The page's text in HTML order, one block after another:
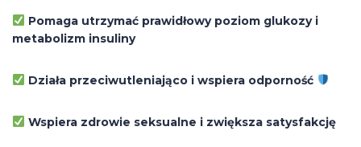
Pomaga utrzymać prawidłowy poziom glukozy i
metabolizm insuliny
Działa przeciwutleniająco i wspiera odporność
Wspiera zdrowie seksualne i zwiększa satysfakcję